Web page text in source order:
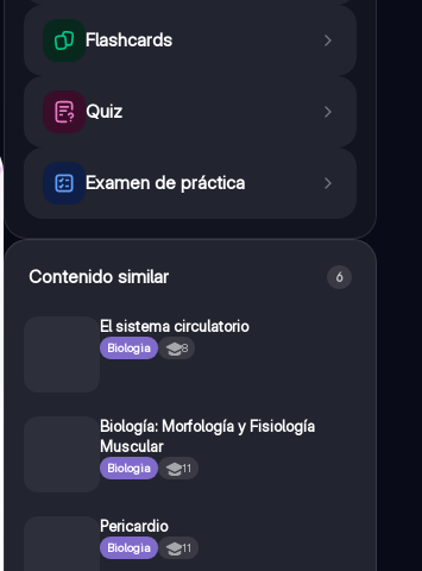
Flashcards
Quiz
Examen de práctica
Contenido similar 6
El sistema circulatorio
Biologia 8
Biología: Morfología y Fisiología
Muscular
Biologia 11
Pericardio
Biologia 11